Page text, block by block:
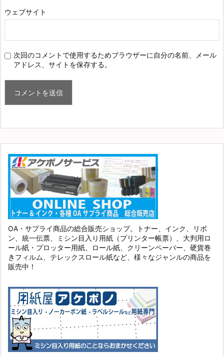
ウェブサイト
次回のコメントで使用するためブラウザーに自分の名前、メール
アドレス、サイトを保存する。
OA・サプライ商品の総合販売ショップ。トナー、インク、リボ
ン、統一伝票、ミシン目入り用紙（プリンター帳票）、大判用ロ
ール紙・プロッター用紙、ロール紙、クリーンペーパー、硬貨巻
きフィルム、テレックスロール紙など、様々なジャンルの商品を
販売中！